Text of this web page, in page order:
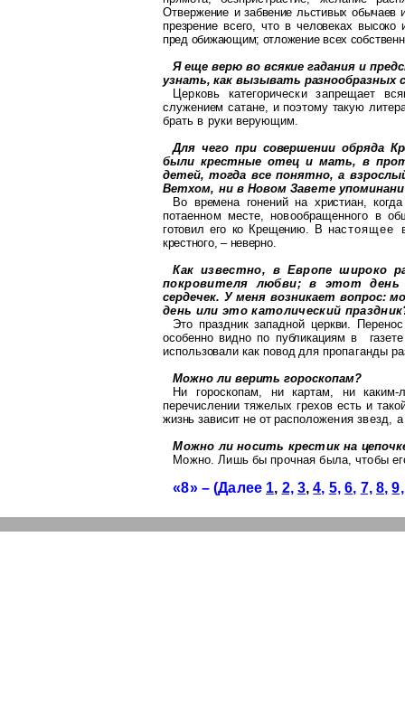
Отвержение и забвение льстивых обычаев
презрение всего, что в человеках
предобижающим; отложение всех соб
Я еще верю во всякие гадания и
узнать, как вызывать разнообразных
Церковь категорически запрещает
служением сатане, и поэтому такую
брать в руки верующим.
Для чего при совершении обряда
были крестные отец и мать, в
детей, тогда все понятно, а
Ветхом, ни в Новом Завете упомина
Во времена гонений на христиан,
потаенном месте, новообращенного в об
готовил его ко Крещению. В настоящее
крестного, – неверно.
Как известно, в Европе широко
покровителя любви; в этот день
сердечек. У меня возникает вопрос:
день или это католический
Это праздник западной церкви.
особенно видно по публикациям в
использовали как повод дляпропаганды
Можно ли верить гороскопам?
Ни гороскопам, ни картам, ни
перечислении тяжелых грехов есть и та
жизнь зависит не от расположения звезд, а
Можно ли носить крестик на
Можно. Лишь бы прочная была, чтобы
«8» – (Далее 1, 2, 3,4, 5, 6, 7, 8, 9,